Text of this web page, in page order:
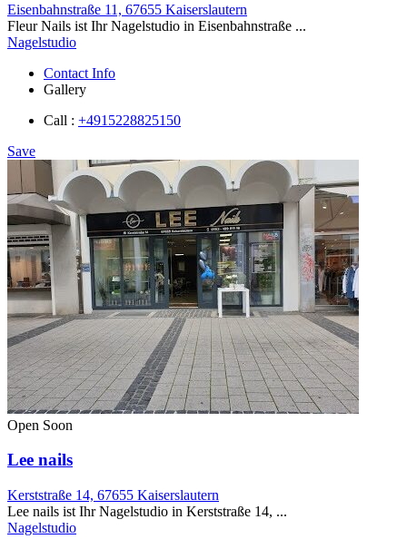
Eisenbahnstraße 11, 67655 Kaiserslautern
Fleur Nails ist Ihr Nagelstudio in Eisenbahnstraße ...
Nagelstudio
Contact Info
Gallery
Call : +4915228825150
Save
Open Soon
Lee nails
Kerststraße 14, 67655 Kaiserslautern
Lee nails ist Ihr Nagelstudio in Kerststraße 14, ...
Nagelstudio